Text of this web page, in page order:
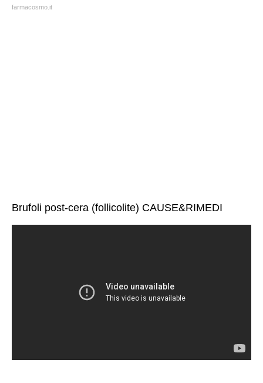
farmacosmo.it
Brufoli post-cera (follicolite) CAUSE&RIMEDI